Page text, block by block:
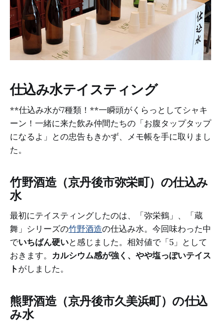
仕込み水テイスティング
**仕込み水が7種類！**一瞬頭がくらっとしてシャキ
ーン！一緒に来た飲み仲間たちの「お腹タップタップ
になるよ」との忠告もきかず、メモ帳を手に取りまし
た。
竹野酒造（京丹後市弥栄町）の仕込み
水
最初にテイスティングしたのは、「弥栄鶴」、「蔵
舞」シリーズの竹野酒造の仕込み水。今回味わった中
でいちばん硬いと感じました。相対値で「5」として
おきます。 カルシウム感が強く、やや塩っぽいテイス
トがしました。
熊野酒造（京丹後市久美浜町）の仕込
み水